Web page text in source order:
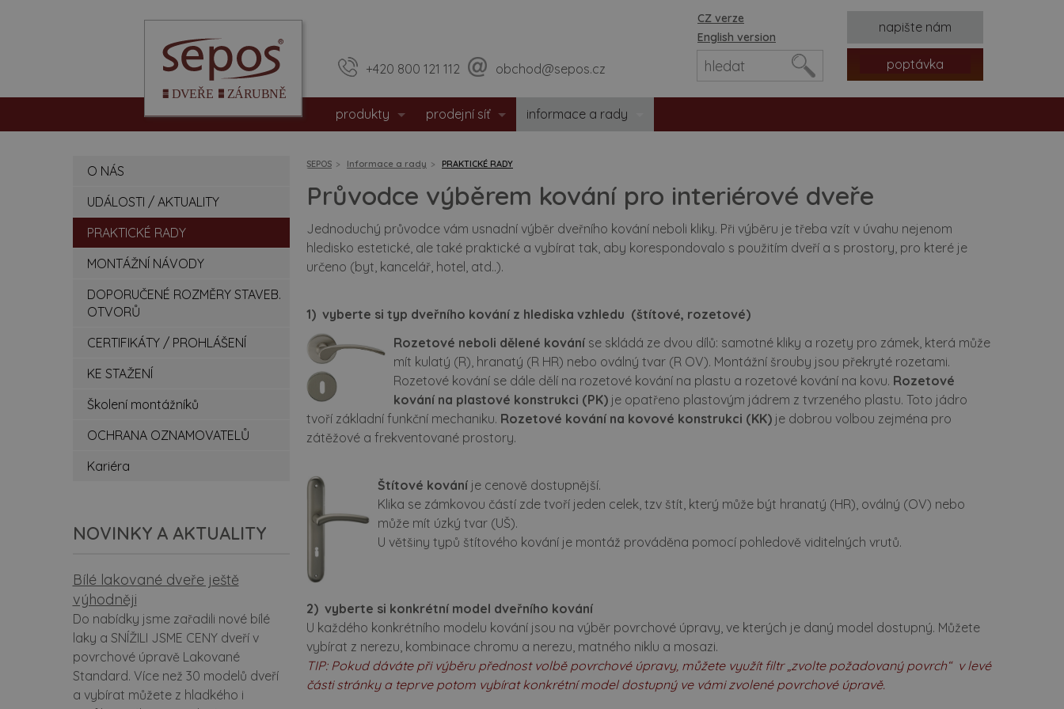
+420 800 121 112 obchod@sepos.cz
CZ verze
English version
napište nám
poptávka
produkty
vchodové dveře
bezpečnostní dveře
protipožární dveře
speciální dveře
zárubně a systémy
posuvné dveře
bezfalcové dveře
reverzní dveře
kování
doplňky
inspirace z pořadu jak se staví sen
prodejní síť
sídlo firmy
informace a rady
události / aktuality
praktické rady
montážní návody
ke stažení
školení montážníků
SEPOS Informace a rady PRAKTICKÉ RADY
Průvodce výběrem kování pro interiérové dveře
Jednoduchý průvodce vám usnadní výběr dveřního kování neboli kliky. Při výběru je třeba vzít v úvahu nejenom
hledisko estetické, ale také praktické a vybírat tak, aby korespondovalo s použitím dveří a s prostory, pro které je
určeno (byt, kancelář, hotel, atd..).
1) vyberte si typ dveřního kování z hlediska vzhledu (štítové, rozetové)
Rozetové neboli dělené kování se skládá ze dvou dílů: samotné kliky a rozety pro zámek, která může
mít kulatý (R), hranatý (R HR) nebo oválný tvar (R OV). Montážní šrouby jsou překryté rozetami.
Rozetové kování se dále dělí na rozetové kování na plastu a rozetové kování na kovu. Rozetové
kování na plastové konstrukci (PK) je opatřeno plastovým jádrem z tvrzeného plastu. Toto jádro
tvoří základní funkční mechaniku. Rozetové kování na kovové konstrukci (KK) je dobrou volbou zejména pro
zátěžové a frekventované prostory.
Štítové kování je cenově dostupnější.
Klika se zámkovou částí zde tvoří jeden celek, tzv štít, který může být hranatý (HR), oválný (OV) nebo
může mít úzký tvar (UŠ).
U většiny typů štítového kování je montáž prováděna pomocí pohledově viditelných vrutů.
2) vyberte si konkrétní model dveřního kování
U každého konkrétního modelu kování jsou na výběr povrchové úpravy, ve kterých je daný model dostupný. Můžete
vybírat z nerezu, kombinace chromu a nerezu, matného niklu a mosazi.
TIP: Pokud dáváte při výběru přednost volbě povrchové úpravy, můžete využít filtr „zvolte požadovaný povrch“ v levé
části stránky a teprve potom vybírat konkrétní model dostupný ve vámi zvolené povrchové úpravě.
O NÁS
UDÁLOSTI / AKTUALITY
PRAKTICKÉ RADY
MONTÁŽNÍ NÁVODY
DOPORUČENÉ ROZMĚRY STAVEB.
OTVORŮ
CERTIFIKÁTY / PROHLÁŠENÍ
KE STAŽENÍ
Školení montážníků
OCHRANA OZNAMOVATELŮ
Kariéra
NOVINKY A AKTUALITY
Bílé lakované dveře ještě
výhodněji
Do nabídky jsme zařadili nové bílé
laky a SNÍŽILI JSME CENY dveří v
povrchové úpravě Lakované
Standard. Více než 30 modelů dveří
a vybírat můžete z hladkého i